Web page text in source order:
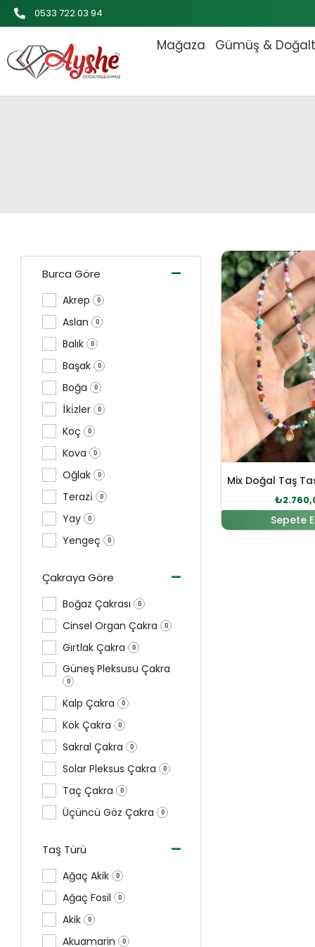
İçeriğe
atla
0533 722 03 94
Mağaza Gümüş &
Burca Göre -
Akrep 0
Aslan 0
Balık 0
Başak 0
Boğa 0
İki̇zler 0
Koç 0
Kova 0
Oğlak 0
Terazi̇ 0
Yay 0
Yengeç 0
Çakraya Göre -
Boğaz Çakrası 0
Cinsel Organ Çakra 0
Gırtlak Çakra 0
Güneş Pleksusu Çakra
0
Kalp Çakra 0
Kök Çakra 0
Sakral Çakra 0
Solar Pleksus Çakra 0
Taç Çakra 0
Üçüncü Göz Çakra 0
Taş Türü -
Ağaç Akik 0
Ağaç Fosil 0
Akik 0
Akuamarin 0
Orijinal
₺
Sepete